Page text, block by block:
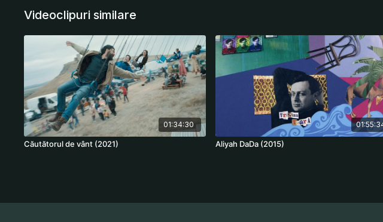
Videoclipuri similare
01:34:30
Căutătorul de vânt (2021) Aliyah DaDa (2015)